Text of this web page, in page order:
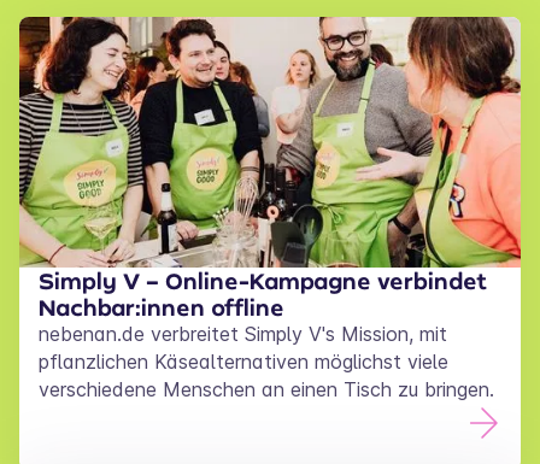
Simply V – Online-Kampagne verbindet
Nachbar:innen offline
nebenan.de verbreitet Simply V's Mission, mit
pflanzlichen Käsealternativen möglichst viele
verschiedene Menschen an einen Tisch zu bringen.